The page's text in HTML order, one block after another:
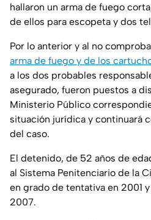
hallaron un arma de fuego
de ellos para escopeta y dos
Por lo anterior y al no
arma de fuego y de los
a los dos probables
asegurado, fueron puestos a
Ministerio Público
situación jurídica y continuará
del caso.
El detenido, de 52 años de
al Sistema Penitenciario de la
en grado de tentativa en 2001
2007.